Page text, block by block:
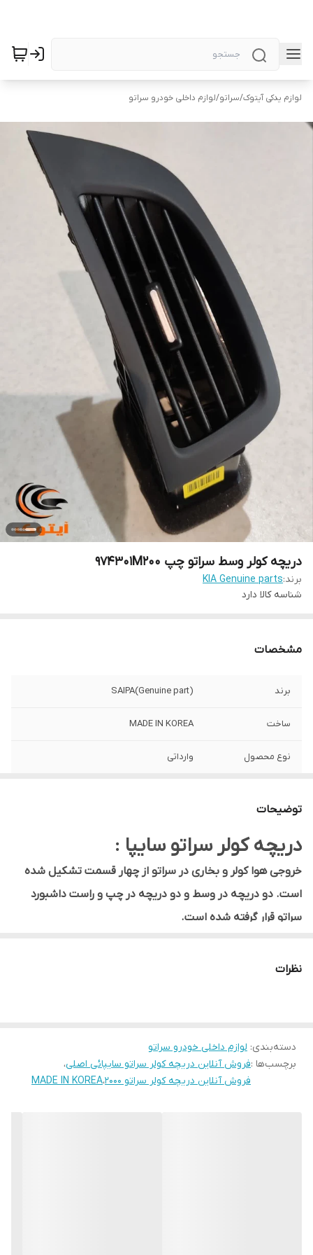
لوازم یدکی آیتوک/سراتو/لوازم داخلی خودرو سراتو
دریچه کولر وسط سراتو چپ 974301M200
برند:KIA Genuine parts
شناسه کالا دارد
مشخصات
برند SAIPA(Genuine part)
ساخت MADE IN KOREA
نوع محصول وارداتی
کد فنی 974301M200/300
لیبل اصالت کالا
توضیحات
دریچه کولر سراتو سایپا :
خروجی هوا کولر و بخاری در سراتو از چهار قسمت تشکیل شده
است. دو دریچه در وسط و دو دریچه در چپ و راست داشبورد
سراتو قرار گرفته شده است.
نظرات
دسته‌بندی: لوازم داخلی خودرو سراتو
برچسب‌ها :فروش آنلاین دریچه کولر سراتو سایپائی اصلی،
فروش آنلاین دریچه کولر سراتو 2000
،MADE IN KOREA